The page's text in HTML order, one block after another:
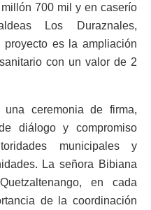
700 mil y en caserío
Los Duraznales,
es la ampliación
con un valor de 2
ceremonia de firma,
diálogo y compromiso
municipales y
La señora Bibiana
en cada
de la coordinación